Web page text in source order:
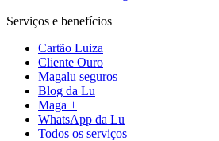
Serviços e benefícios
Cartão Luiza
Cliente Ouro
Magalu seguros
Blog da Lu
Maga +
WhatsApp da Lu
Todos os serviços